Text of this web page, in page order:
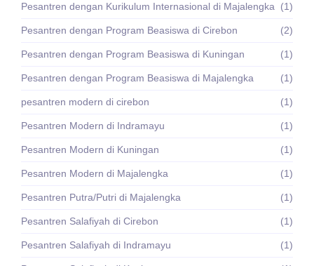
Pesantren dengan Kurikulum Internasional di Majalengka (1)
Pesantren dengan Program Beasiswa di Cirebon (2)
Pesantren dengan Program Beasiswa di Kuningan (1)
Pesantren dengan Program Beasiswa di Majalengka (1)
pesantren modern di cirebon (1)
Pesantren Modern di Indramayu (1)
Pesantren Modern di Kuningan (1)
Pesantren Modern di Majalengka (1)
Pesantren Putra/Putri di Majalengka (1)
Pesantren Salafiyah di Cirebon (1)
Pesantren Salafiyah di Indramayu (1)